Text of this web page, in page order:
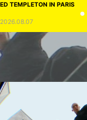
ED TEMPLETON IN PARIS
2026.08.07